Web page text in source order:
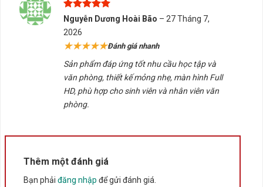
CPU:6 lõi
8GB bộ nhớ thống nhất
SSD 256GB
13 inch
USB-C 20W
giải trí nhẹ, dùng hệ sinh thái Apple
Được xếp
hạng
sao
Nguyễn Dương Hoài Bão – 27 Tháng 7,
2026
★★★★★Đánh giá nhanh
Sản phẩm đáp ứng tốt nhu cầu học tập và
văn phòng, thiết kế mỏng nhẹ, màn hình Full
HD, phù hợp cho sinh viên và nhân viên văn
phòng.
Thêm một đánh giá
Bạn phải đăng nhập để gửi đánh giá.